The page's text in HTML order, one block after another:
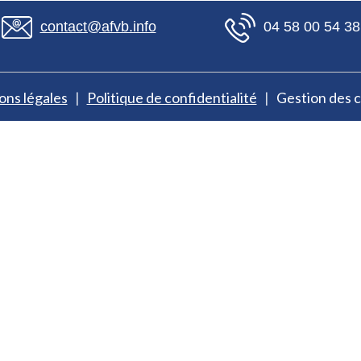
contact@afvb.info 04 58 00 54 38
légales Politique de confidentialité Gestion des